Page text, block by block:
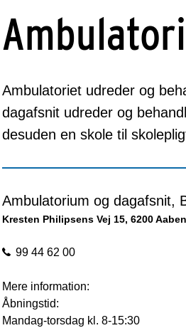
Ambulatoriet udreder og
dagafsnit udreder og
desuden en skole til
Ambulatorium og dagafsnit,
Kresten Philipsens Vej 15, 6200
99 44 62 00
Mere information:
Åbningstid:
Mandag-torsdag kl. 8-15:30